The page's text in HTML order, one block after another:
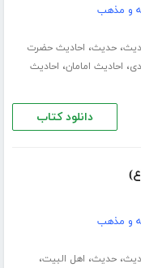
و مذهب
،حدیث، احادیث حضرت
، احادیث امامان، احادیث
دانلود کتاب
و مذهب
،حدیث، اهل البیت،